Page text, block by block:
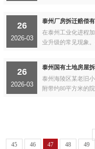
26
2026-03
泰州厂房拆迁赔偿
在泰州工业化进程
业升级的常见现象
26
2026-03
泰州国有土地房屋
泰州海陵区某老旧
附带约80平方米的
45
46 47 48 49